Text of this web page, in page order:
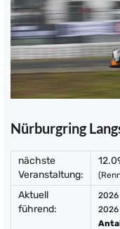
Nürburgring
nächste
Veranstaltung:
Aktuell
führend:
2026
2026